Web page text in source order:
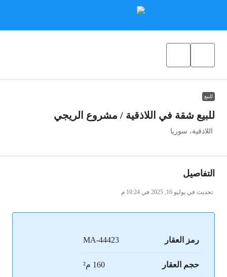
للبيع
للبيع شقة في اللاذقية / مشروع الريجي
اللاذقية، سوريا
التفاصيل
تحديث في يوليو 16, 2025 في 10:24 م
رمز العقار MA-44423
حجم العقار 160 م²